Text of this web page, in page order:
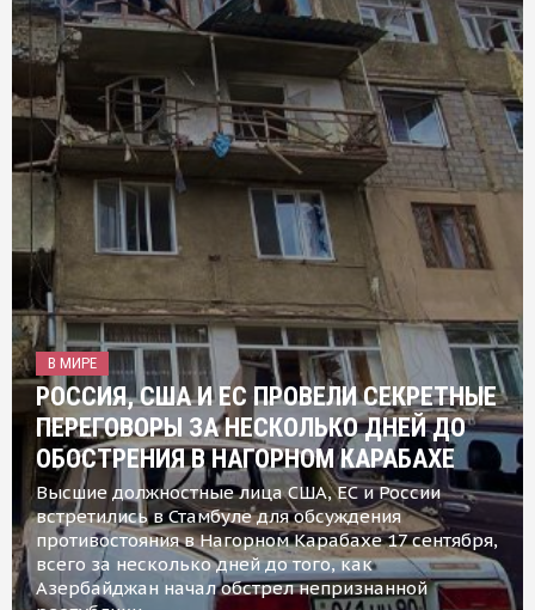
В МИРЕ
РОССИЯ, США И ЕС ПРОВЕЛИ СЕКРЕТНЫЕ
ПЕРЕГОВОРЫ ЗА НЕСКОЛЬКО ДНЕЙ ДО
ОБОСТРЕНИЯ В НАГОРНОМ КАРАБАХЕ
Высшие должностные лица США, ЕС и России
встретились в Стамбуле для обсуждения
противостояния в Нагорном Карабахе 17 сентября,
всего за несколько дней до того, как
Азербайджан начал обстрел непризнанной